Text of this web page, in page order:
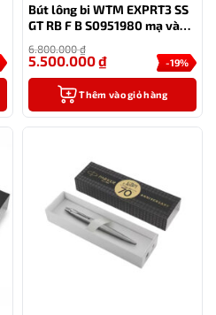
Bút lông bi WTM EXPRT3 SS
GT RB F B S0951980 mạ vàng
6.800.000₫
-19%
5.500.000₫
Thêm vào giỏ hàng